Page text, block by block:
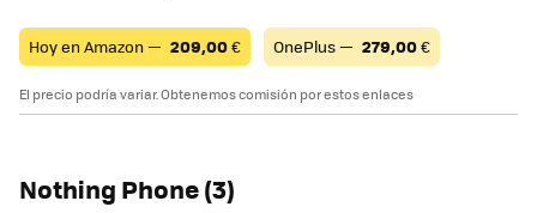
Hoy en Amazon — 209,00€ OnePlus — 279,00€
El precio podría variar. Obtenemos comisión por estos enlaces
Nothing Phone (3)